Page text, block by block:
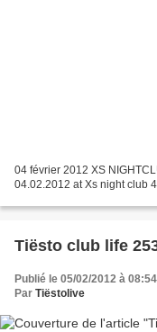
04 février 2012 XS
04.02.2012 at Xs night club
Tiësto club life
Publié le 05/02/2012 à 08:54
Par Tiëstolive